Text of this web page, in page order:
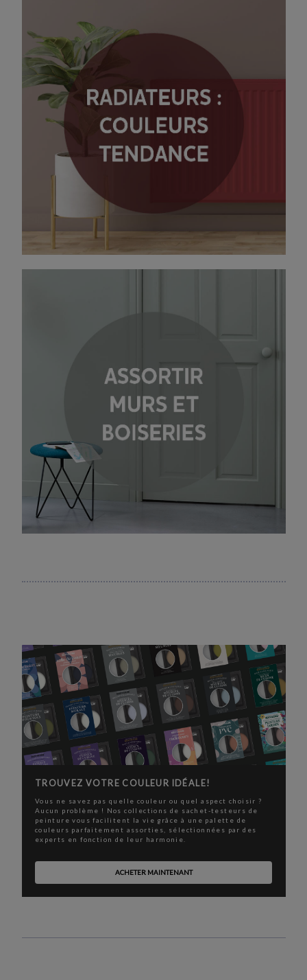
TROUVEZ VOTRE COULEUR IDÉALE!
Vous ne savez pas quelle couleur ou quel aspect choisir ?
Aucun problème ! Nos collections de sachet-testeurs de
peinture vous facilitent la vie grâce à une palette de
couleurs parfaitement assorties, sélectionnées par des
experts en fonction de leur harmonie.
ACHETER MAINTENANT